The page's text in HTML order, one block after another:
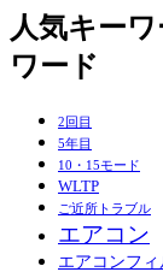
人気キーワ
ワード
2回目
5年目
10・15モード
WLTP
ご近所トラブル
エアコン
エアコンフィ